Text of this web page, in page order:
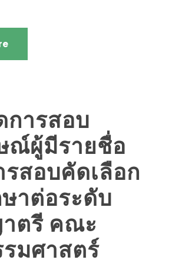
การสอบ
ณ์ผู้มีรายชื่อ
สอบคัดเลือก
าต่อระดับ
ตรี คณะ
มศาสตร์